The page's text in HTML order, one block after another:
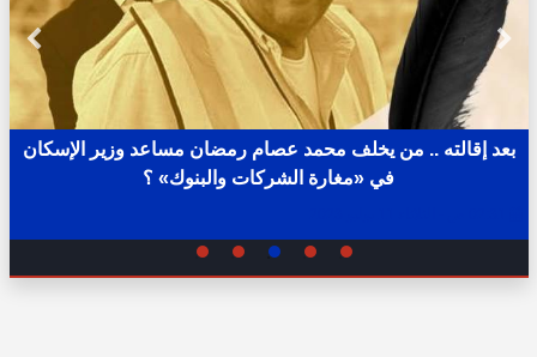
بعد إقالته .. من يخلف محمد عصام رمضان مساعد وزير الإسكان
في «مغارة الشركات والبنوك» ؟